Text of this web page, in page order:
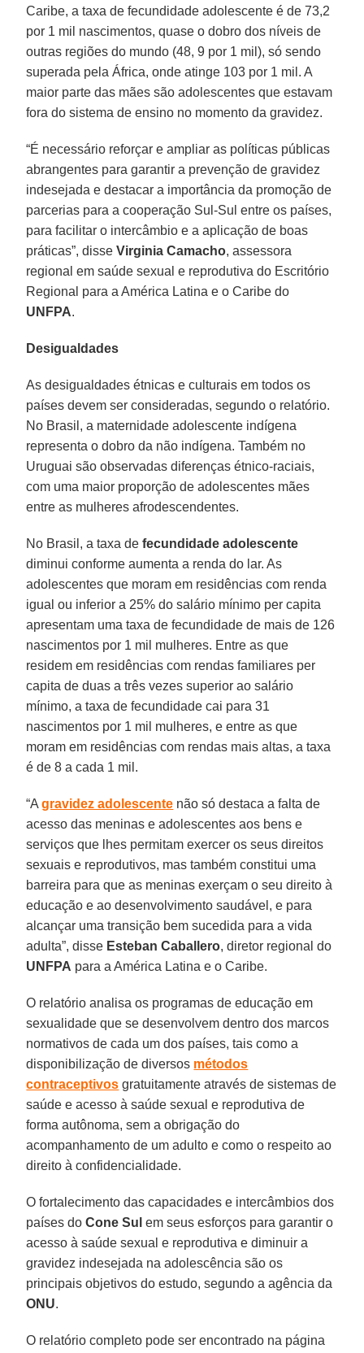
Caribe, a taxa de fecundidade adolescente é de 73,2
por 1 mil nascimentos, quase o dobro dos níveis de
outras regiões do mundo (48, 9 por 1 mil), só sendo
superada pela África, onde atinge 103 por 1 mil. A
maior parte das mães são adolescentes que estavam
fora do sistema de ensino no momento da gravidez.
“É necessário reforçar e ampliar as políticas públicas
abrangentes para garantir a prevenção de gravidez
indesejada e destacar a importância da promoção de
parcerias para a cooperação Sul-Sul entre os países,
para facilitar o intercâmbio e a aplicação de boas
práticas”, disseVirginia Camacho, assessora
regional em saúde sexual e reprodutiva do Escritório
Regional para a América Latina e o Caribe do
UNFPA.
Desigualdades
As desigualdades étnicas e culturais em todos os
países devem ser consideradas, segundo o relatório.
No Brasil, a maternidade adolescente indígena
representa o dobro da não indígena. Também no
Uruguai são observadas diferenças étnico-raciais,
com uma maior proporção de adolescentes mães
entre as mulheres afrodescendentes.
No Brasil, a taxa defecundidade adolescente
diminui conforme aumenta a renda do lar. As
adolescentes que moram em residências com renda
igual ou inferior a 25% do salário mínimo per capita
apresentam uma taxa de fecundidade de mais de 126
nascimentos por 1 mil mulheres. Entre as que
residem em residências com rendas familiares per
capita de duas a três vezes superior ao salário
mínimo, a taxa de fecundidade cai para 31
nascimentos por 1 mil mulheres, e entre as que
moram em residências com rendas mais altas, a taxa
é de 8 a cada 1 mil.
“Agravidez adolescente não só destaca a falta de
acesso das meninas e adolescentes aos bens e
serviços que lhes permitam exercer os seus direitos
sexuais e reprodutivos, mas também constitui uma
barreira para que as meninas exerçam o seu direito à
educação e ao desenvolvimento saudável, e para
alcançar uma transição bem sucedida para a vida
adulta”, disse Esteban Caballero, diretor regional do
UNFPA para a América Latina e o Caribe.
O relatório analisa os programas de educação em
sexualidade que se desenvolvem dentro dos marcos
normativos de cada um dos países, tais como a
disponibilização de diversos métodos
contraceptivos gratuitamente através de sistemas de
saúde e acesso à saúde sexual e reprodutiva de
forma autônoma, sem a obrigação do
acompanhamento de um adulto e como o respeito ao
direito à confidencialidade.
O fortalecimento das capacidades e intercâmbios dos
países doCone Sul em seus esforços para garantir o
acesso à saúde sexual e reprodutiva e diminuir a
gravidez indesejada na adolescência são os
principais objetivos do estudo, segundo a agência da
ONU.
O relatório completo pode ser encontrado na página